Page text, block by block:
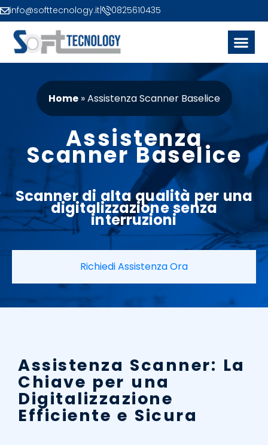
info@softtecnology.it 0825610435
Home»Assistenza Scanner Baselice
Assistenza
Scanner Baselice
Scannerdi alta qualità per una
digitalizzazione senza
interruzioni
Richiedi Assistenza Ora
Assistenza Scanner: La
Chiave per una
Digitalizzazione
Efficiente e Sicura